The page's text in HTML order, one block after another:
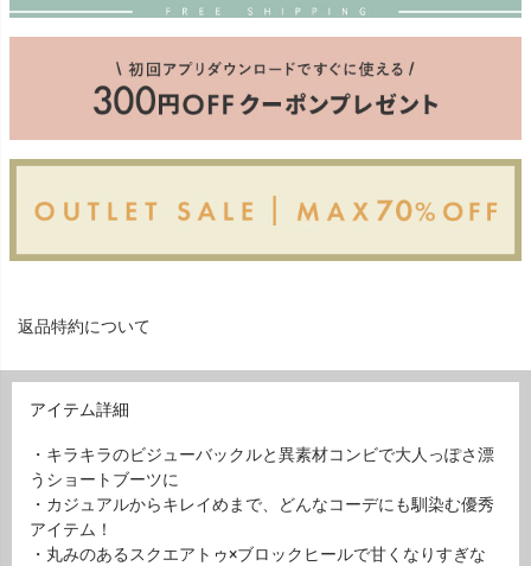
返品特約について
アイテム詳細
・キラキラのビジューバックルと異素材コンビで大人っぽさ漂
うショートブーツに
・カジュアルからキレイめまで、どんなコーデにも馴染む優秀
アイテム！
・丸みのあるスクエアトゥ×ブロックヒールで甘くなりすぎな